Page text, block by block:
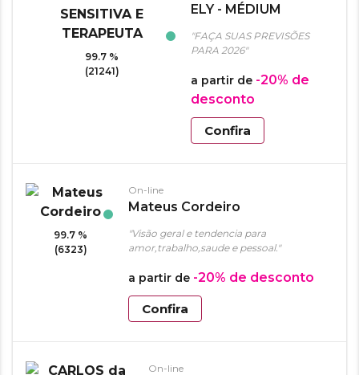
99.7 %
(21241)
ELY - MÉDIUM
SENSITIVA E
TERAPEUTA
"FAÇA SUAS PREVISÕES
PARA 2026"
a partir de -20% de
desconto
Confira
99.7 %
(6323)
On-line
Mateus Cordeiro
"Visão geral e tendencia para
amor,trabalho,saude e pessoal."
a partir de -20% de desconto
Confira
On-line